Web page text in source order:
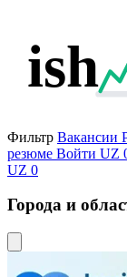
ish
Фильтр Вакансии
резюме Войти UZ
UZ 0
Города и